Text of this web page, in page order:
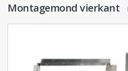
Montagemond vierkant